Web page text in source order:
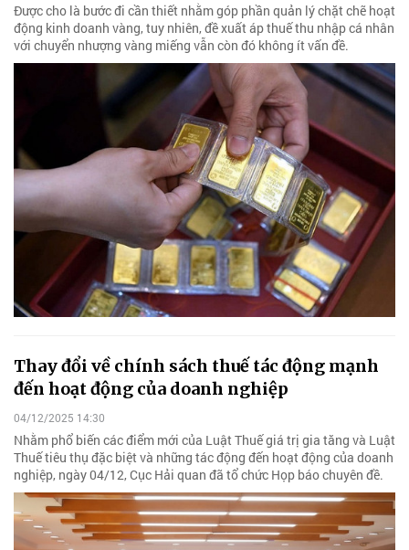
Được cho là bước đi cần thiết nhằm góp phần quản lý chặt chẽ hoạt
động kinh doanh vàng, tuy nhiên, đề xuất áp thuế thu nhập cá nhân
với chuyển nhượng vàng miếng vẫn còn đó không ít vấn đề.
Thay đổi về chính sách thuế tác động mạnh
đến hoạt động của doanh nghiệp
04/12/2025 14:30
Nhằm phổ biến các điểm mới của Luật Thuế giá trị gia tăng và Luật
Thuế tiêu thụ đặc biệt và những tác động đến hoạt động của doanh
nghiệp, ngày 04/12, Cục Hải quan đã tổ chức Họp báo chuyên đề.